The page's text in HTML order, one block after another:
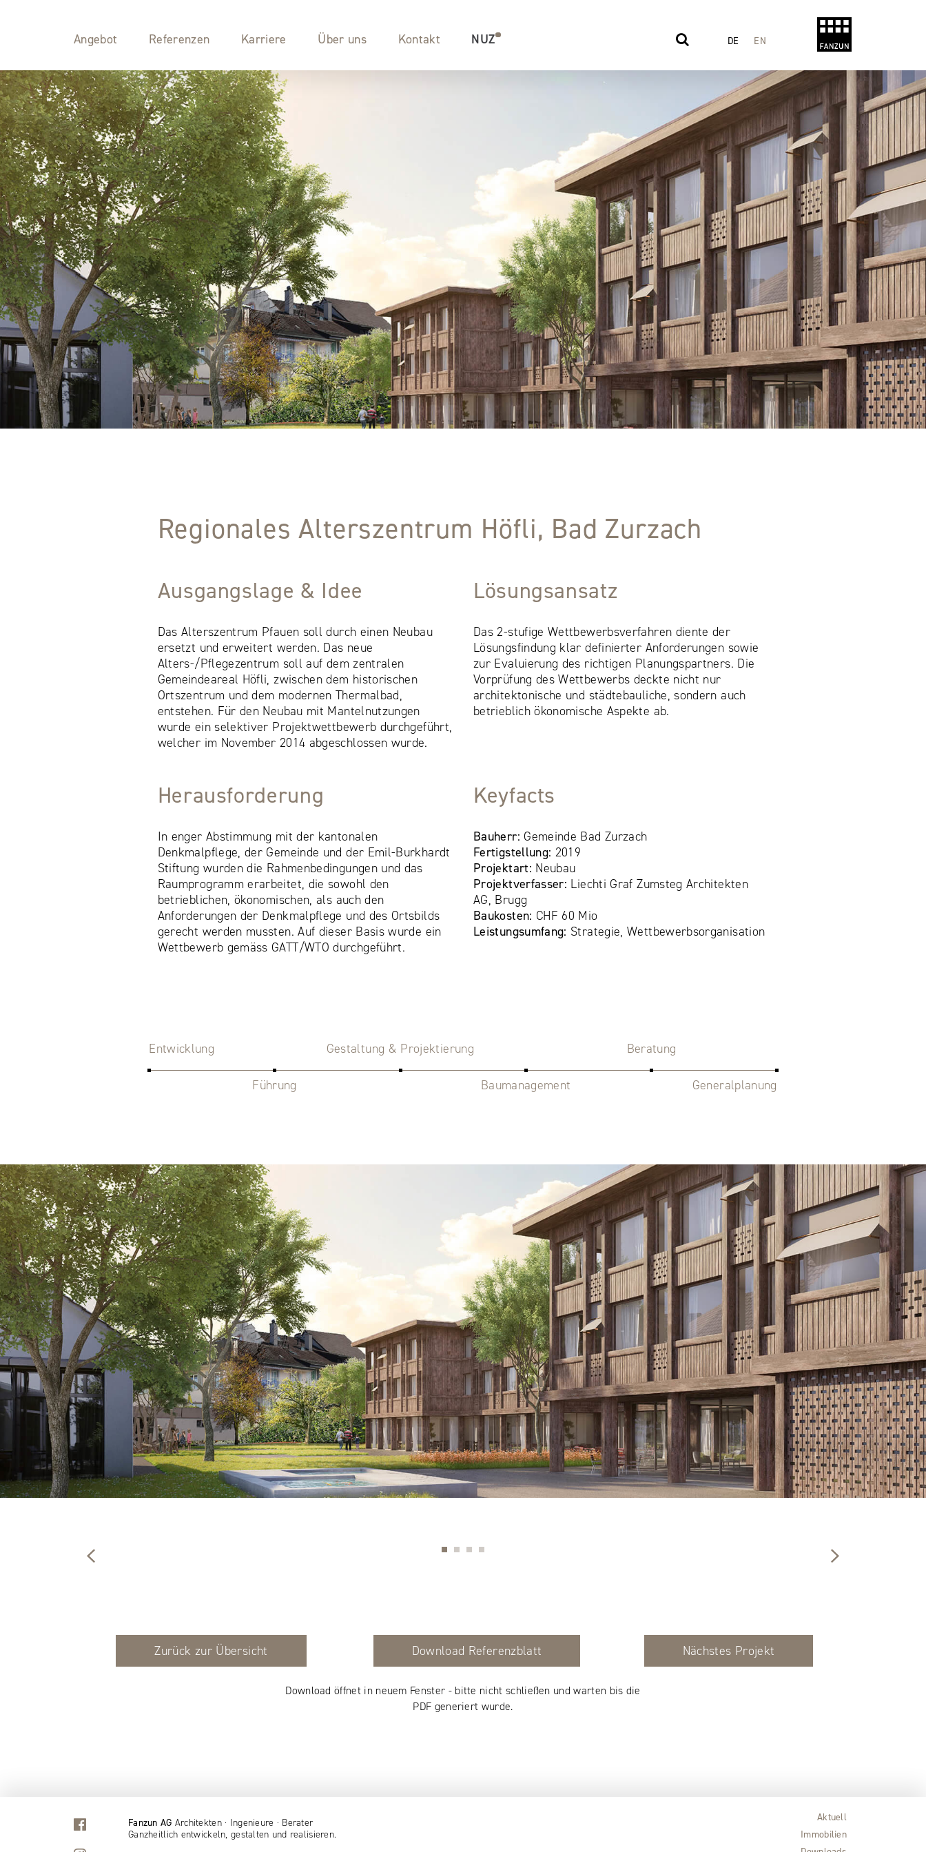
Angebot Referenzen Karriere Über uns Kontakt NUZ DE EN
Regionales Alterszentrum Höfli, Bad Zurzach
Ausgangslage & Idee
Das Alterszentrum Pfauen soll durch einen Neubau
ersetzt und erweitert werden. Das neue
Alters-/Pflegezentrum soll auf dem zentralen
Gemeindeareal Höfli, zwischen dem historischen
Ortszentrum und dem modernen Thermalbad,
entstehen. Für den Neubau mit Mantelnutzungen
wurde ein selektiver Projektwettbewerb durchgeführt,
welcher im November 2014 abgeschlossen wurde.
Lösungsansatz
Das 2-stufige Wettbewerbsverfahren diente der
Lösungsfindung klar definierter Anforderungen sowie
zur Evaluierung des richtigen Planungspartners. Die
Vorprüfung des Wettbewerbs deckte nicht nur
architektonische und städtebauliche, sondern auch
betrieblich ökonomische Aspekte ab.
Herausforderung
In enger Abstimmung mit der kantonalen
Denkmalpflege, der Gemeinde und der Emil-Burkhardt
Stiftung wurden die Rahmenbedingungen und das
Raumprogramm erarbeitet, die sowohl den
betrieblichen, ökonomischen, als auch den
Anforderungen der Denkmalpflege und des Ortsbilds
gerecht werden mussten. Auf dieser Basis wurde ein
Wettbewerb gemäss GATT/WTO durchgeführt.
Keyfacts
Bauherr: Gemeinde Bad Zurzach
Fertigstellung: 2019
Projektart: Neubau
Projektverfasser: Liechti Graf Zumsteg Architekten
AG, Brugg
Baukosten: CHF 60 Mio
Leistungsumfang: Strategie, Wettbewerbsorganisation
Entwicklung
Führung
Gestaltung & Projektierung
Baumanagement
Beratung
Generalplanung
Zurück zur Übersicht Download Referenzblatt Nächstes Projekt
Download öffnet in neuem Fenster - bitte nicht schließen und warten bis die
PDF generiert wurde.
Fanzun AG Architekten · Ingenieure · Berater
Ganzheitlich entwickeln, gestalten und realisieren.
Aktuell
Immobilien